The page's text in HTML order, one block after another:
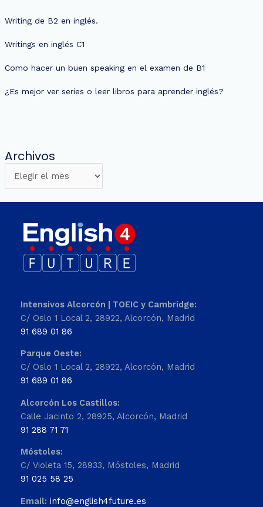
Writing de B2 en inglés.
Writings en inglés C1
Como hacer un buen speaking en el examen de B1
¿Es mejor ver series o leer libros para aprender inglés?
Archivos
Intensivos Alcorcón | TOEIC y Cambridge:
C/ Oslo 1 Local 2, 28922, Alcorcón, Madrid
91 689 01 86
Parque Oeste:
C/ Oslo 1 Local 2, 28922, Alcorcón, Madrid
91 689 01 86
Alcorcón Los Castillos:
Calle Jacinto 2, 28925, Alcorcón, Madrid
91 288 71 71
Móstoles:
C/ Violeta 15, 28933, Móstoles, Madrid
91 025 58 25
Email: info@english4future.es